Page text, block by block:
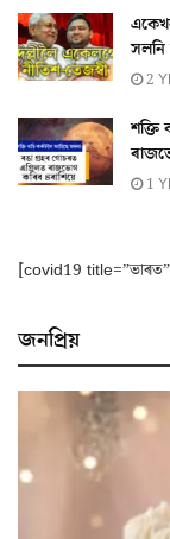
2
শক্তি
1
[covid19
জনপ্ৰিয়